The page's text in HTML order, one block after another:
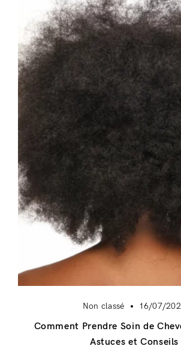
Non classé 16/07/
Comment Prendre Soin de
Astuces et Conseils